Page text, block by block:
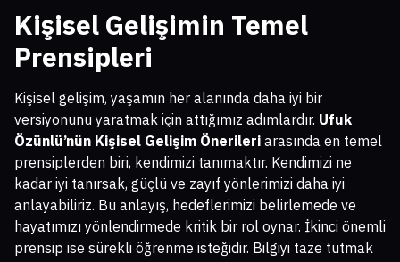
Kişisel Gelişimin Temel
Prensipleri
Kişisel gelişim, yaşamın her alanında daha iyi bir
versiyonunu yaratmak için attığımız adımlardır. Ufuk
Özünlü’nün Kişisel Gelişim Önerileri arasında en temel
prensiplerden biri, kendimizi tanımaktır. Kendimizi ne
kadar iyi tanırsak, güçlü ve zayıf yönlerimizi daha iyi
anlayabiliriz. Bu anlayış, hedeflerimizi belirlemede ve
hayatımızı yönlendirmede kritik bir rol oynar. İkinci önemli
prensip ise sürekli öğrenme isteğidir. Bilgiyi taze tutmak